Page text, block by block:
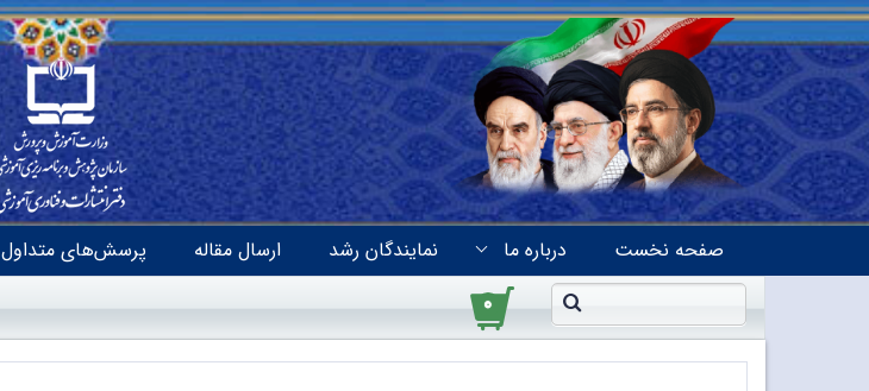
صفحه نخست درباره ما نمایندگان رشد ارسال مقاله پرسش‌های متداول
۰